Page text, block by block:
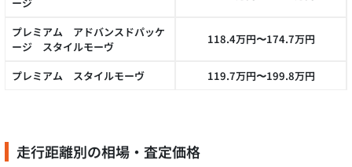
プレミアム アドバンスドパッケ
ージ スタイルモーヴ
118.4万円〜174.7万円
プレミアム スタイルモーヴ 119.7万円〜199.8万円
走行距離別の相場・査定価格